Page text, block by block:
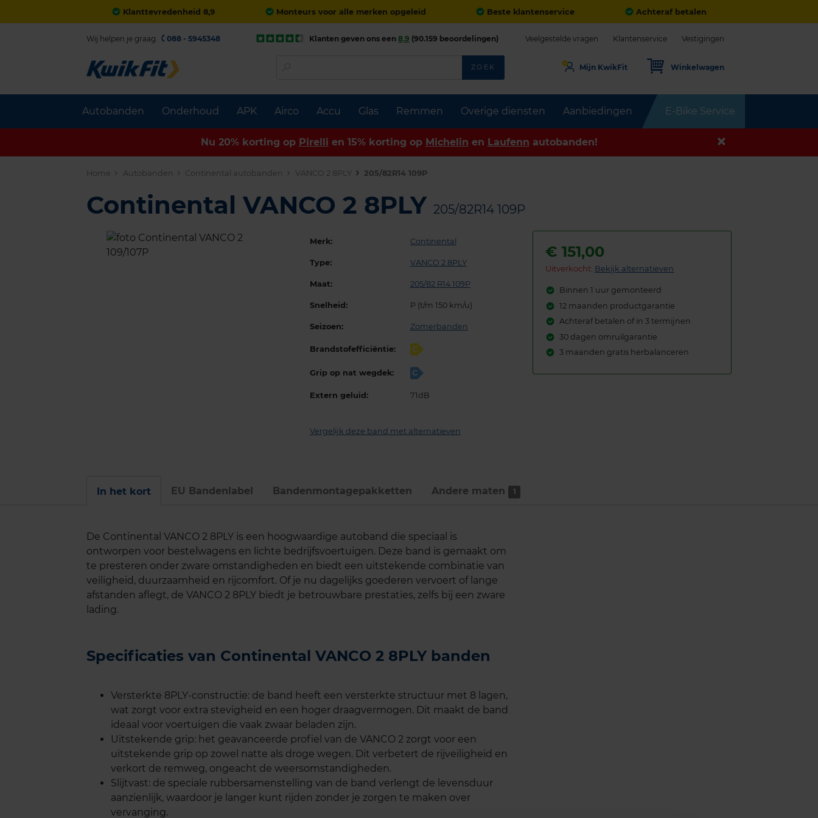
Klanttevredenheid 8,9 Monteurs voor alle merken opgeleid Beste klantenservice Achteraf betalen
Autobanden Onderhoud APK Airco Accu Glas Remmen Overige diensten Aanbiedingen E-Bike Service
Wij helpen je graag. 088 - 5945348 Klanten geven ons een 8,9 (90.159 beoordelingen) Veelgestelde vragen Klantenservice Vestigingen
ZOEK Mijn KwikFit Winkelwagen
Nu 20% korting op Pirelli en 15% korting op Michelin en Laufenn autobanden!
Home Autobanden Continental autobanden VANCO 2 8PLY 205/82R14 109P
Continental VANCO 2 8PLY 205/82R14 109P
Merk: Continental
Type: VANCO 2 8PLY
Maat: 205/82 R14 109P
Snelheid: P (t/m 150 km/u)
Seizoen: Zomerbanden
Brandstofefficiëntie: C
Grip op nat wegdek: C
Extern geluid: 71dB
Vergelijk deze band met alternatieven
€151,00
Uitverkocht: Bekijk alternatieven
Binnen 1 uur gemonteerd
12 maanden productgarantie
Achteraf betalen of in 3 termijnen
30 dagen omruilgarantie
3 maanden gratis herbalanceren
In het kort EU Bandenlabel Bandenmontage­pakketten Andere maten 1
De Continental VANCO 2 8PLY is een hoogwaardige autoband die speciaal is
ontworpen voor bestelwagens en lichte bedrijfsvoertuigen. Deze band is gemaakt om
te presteren onder zware omstandigheden en biedt een uitstekende combinatie van
veiligheid, duurzaamheid en rijcomfort. Of je nu dagelijks goederen vervoert of lange
afstanden aflegt, de VANCO 2 8PLY biedt je betrouwbare prestaties, zelfs bij een zware
lading.
Specificaties van Continental VANCO 2 8PLY banden
Versterkte 8PLY-constructie: de band heeft een versterkte structuur met 8 lagen,
wat zorgt voor extra stevigheid en een hoger draagvermogen. Dit maakt de band
ideaal voor voertuigen die vaak zwaar beladen zijn.
Uitstekende grip: het geavanceerde profiel van de VANCO 2 zorgt voor een
uitstekende grip op zowel natte als droge wegen. Dit verbetert de rijveiligheid en
verkort de remweg, ongeacht de weersomstandigheden.
Slijtvast: de speciale rubbersamenstelling van de band verlengt de levensduur
aanzienlijk, waardoor je langer kunt rijden zonder je zorgen te maken over
vervanging.